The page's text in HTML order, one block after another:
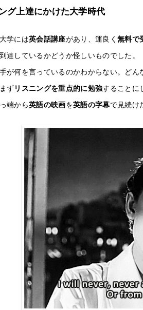
グ上達にかけた大学時代
学には英会話講座があり、運良く無料で
達しているかどうか怪しいものでした。
が何を言っているのかわからない。ど
ず リスニングを重点的に勉強することに
端から英語の映画を英語の字幕で見続け